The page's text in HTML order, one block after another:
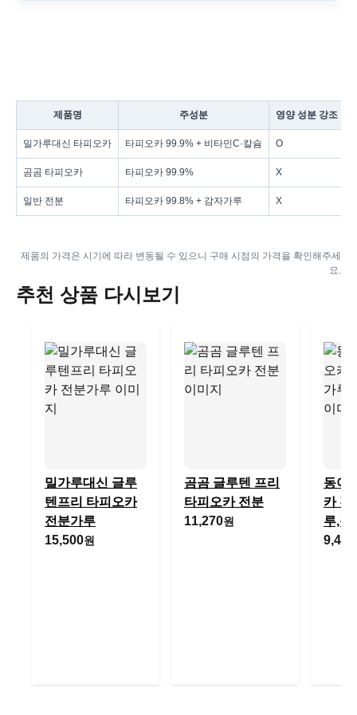
제품명 주성분 영양 성분 강조
밀가루대신 타피오카 타피오카 99.9% + 비타민C·칼슘 O
곰곰 타피오카 타피오카 99.9% X
일반 전분 타피오카 99.8% + 감자가루 X
제품의 가격은 시기에 따라 변동될 수 있으니 구매 시점의 가격을 확인해주세
요.
추천 상품 다시보기
밀가루대신 글루
텐프리 타피오카
전분가루
15,500원
곰곰 글루텐 프리
타피오카 전분
11,270원
동아
카 전
루,찹
9,410